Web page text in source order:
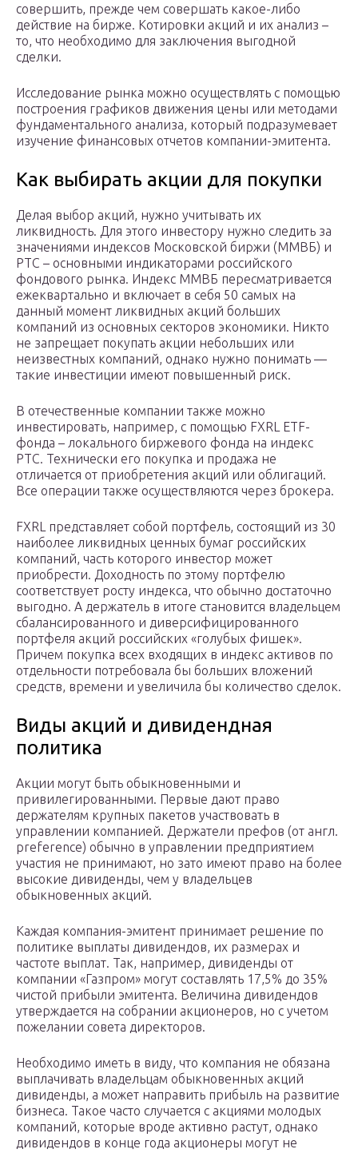
совершить, прежде чем совершать какое-либо
действие на бирже. Котировки акций и их анализ –
то, что необходимо для заключения выгодной
сделки.
Исследование рынка можно осуществлять с помощью
построения графиков движения цены или методами
фундаментального анализа, который подразумевает
изучение финансовых отчетов компании-эмитента.
Как выбирать акции для покупки
Делая выбор акций, нужно учитывать их
ликвидность. Для этого инвестору нужно следить за
значениями индексов Московской биржи (ММВБ) и
РТС – основными индикаторами российского
фондового рынка. Индекс ММВБ пересматривается
ежеквартально и включает в себя 50 самых на
данный момент ликвидных акций больших
компаний из основных секторов экономики. Никто
не запрещает покупать акции небольших или
неизвестных компаний, однако нужно понимать —
такие инвестиции имеют повышенный риск.
В отечественные компании также можно
инвестировать, например, с помощью FXRL ETF-
фонда – локального биржевого фонда на индекс
РТС. Технически его покупка и продажа не
отличается от приобретения акций или облигаций.
Все операции также осуществляются через брокера.
FXRL представляет собой портфель, состоящий из 30
наиболее ликвидных ценных бумаг российских
компаний, часть которого инвестор может
приобрести. Доходность по этому портфелю
соответствует росту индекса, что обычно достаточно
выгодно. А держатель в итоге становится владельцем
сбалансированного и диверсифицированного
портфеля акций российских «голубых фишек».
Причем покупка всех входящих в индекс активов по
отдельности потребовала бы больших вложений
средств, времени и увеличила бы количество сделок.
Виды акций и дивидендная
политика
Акции могут быть обыкновенными и
привилегированными. Первые дают право
держателям крупных пакетов участвовать в
управлении компанией. Держатели префов (от англ.
preference) обычно в управлении предприятием
участия не принимают, но зато имеют право на более
высокие дивиденды, чем у владельцев
обыкновенных акций.
Каждая компания-эмитент принимает решение по
политике выплаты дивидендов, их размерах и
частоте выплат. Так, например, дивиденды от
компании «Газпром» могут составлять 17,5% до 35%
чистой прибыли эмитента. Величина дивидендов
утверждается на собрании акционеров, но с учетом
пожелании совета директоров.
Необходимо иметь в виду, что компания не обязана
выплачивать владельцам обыкновенных акций
дивиденды, а может направить прибыль на развитие
бизнеса. Такое часто случается с акциями молодых
компаний, которые вроде активно растут, однако
дивидендов в конце года акционеры могут не